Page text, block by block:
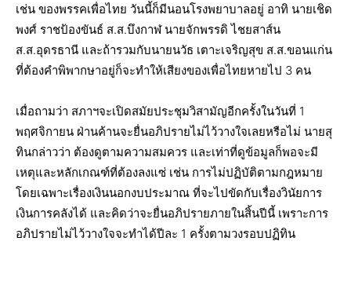
เช่น​ ของพรรคเพื่อไทย​ วันนี้ก็มีนอนโรงพยาบาล​อยู่​ อาทิ​ นายเชิด
พงศ์ ราชป้องขันธ์​ ส.ส.บึงกาฬ​ นายจักพรรดิ​ ไชยสาส์น​
ส.ส.อุดรธานี​ และถ้ารวมกับนายนวัธ​ เตาะเจริญสุข​ ส.ส.ขอนแก่น​
ที่ต้องคำพิพากษา​อยู่​ก็จะทำให้เสียงของเพื่อไทยหายไป​ 3 คน​
เมื่อถามว่า​ สภาฯจะเปิดสมัยประชุมวิสามัญอีกครั้งในวันที่​ 1
พฤศจิกายน​ ฝ่านค้านจะยื่นอภิปราย​ไม่ไว้วางใจ​เลยหรือไม่​ นายสุ
ทินกล่าวว่า​ ต้องดูตามความสมควร​ และเ​ท่าที่ดูข้อมูลก็พอจะมี
เหตุและหลักเกณฑ์​ที่ต้องลงแซ่​ เช่น​ การไม่ปฏิบัติตาม​กฎหมาย​
โดยเฉพาะ​เรื่องเงินนอกงบประมาณ​ ที่จะไปขัดกับเรื่องวินัยการ
เงินการคลังได้​ และคิดว่าจะยื่นอภิปราย​ภายในสิ้นปีนี้​ เพราะการ
อภิปราย​ไม่ไว้วางใจ​จะทำได้ปีละ​ 1 ครั้งตามวงรอบปฏิทิน​